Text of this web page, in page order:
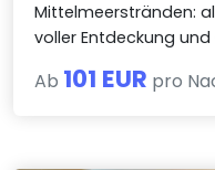
Mittelmeerstränden:
voller Entdeckung
Ab 101 EUR pro